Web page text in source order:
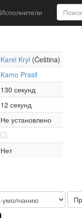
Исполнители
Karel Kryl (Čeština)
Kamo Prasil
130 секунд
12 секунд
Не установлено
Нет